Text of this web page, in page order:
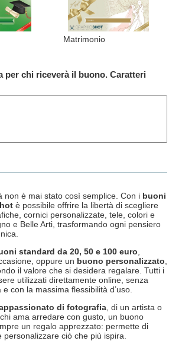
Matrimonio
per chi riceverà il buono. Caratteri
non è mai stato così semplice. Con i buoni
è possibile offrire la libertà di scegliere
cornici personalizzate, tele, colori e
e Belle Arti, trasformando ogni pensiero
standard da 20, 50 e 100 euro
oppure un buono personalizzato
il valore che si desidera regalare. Tutti i
utilizzati direttamente online, senza
con la massima flessibilità d’uso.
di fotografia , di un artista o
ama arredare con gusto, un buono
un regalo apprezzato: permette di
ciò che più ispira.